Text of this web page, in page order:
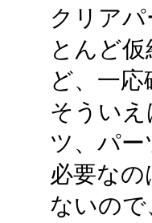
クリア
とんど
ど、一応
そうい
ツ、パ
必要な
ないの